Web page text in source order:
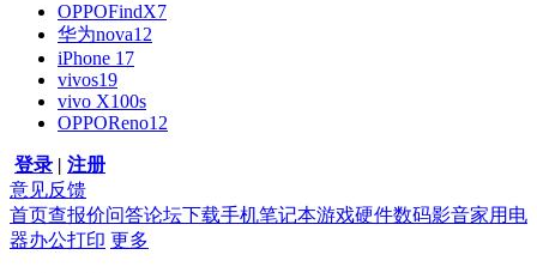
OPPOFindX7
华为nova12
iPhone 17
vivos19
vivo X100s
OPPOReno12
登录 | 注册
意见反馈
首页查报价问答论坛下载手机笔记本游戏硬件数码影音家用电
器办公打印 更多